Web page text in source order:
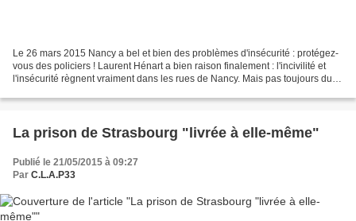
Le 26 mars 2015 Nancy a bel et bien des problèmes d'insécurité : protégez-
vous des policiers ! Laurent Hénart a bien raison finalement : l'incivilité et
l'insécurité règnent vraiment dans les rues de Nancy. Mais pas toujours du
La prison de Strasbourg "livrée à elle-même"
Publié le 21/05/2015 à 09:27
Par C.L.A.P33